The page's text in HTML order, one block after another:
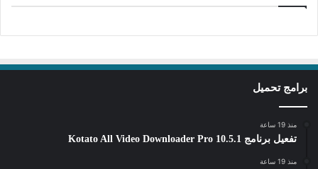
برامج تحميل
منذ 19 ساعة
تفعيل برنامج Kotato All Video Downloader Pro 10.5.1
منذ 19 ساعة